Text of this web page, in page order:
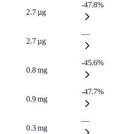
2.7 µg
-47.8%
2.7 µg
—
0.8 mg
-45.6%
0.9 mg
-47.7%
0.3 mg
—